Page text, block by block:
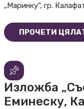
„Маринку“, гр.
ПРОЧЕТИ
Изложба
Еминеску,